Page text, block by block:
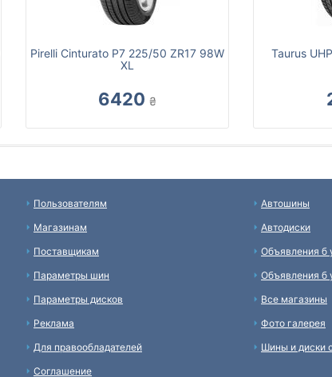
Pirelli Cinturato P7 225/50 ZR17 98W
XL
6420 ₴
Taurus
Пользователям
Магазинам
Поставщикам
Параметры шин
Параметры дисков
Реклама
Для правообладателей
Соглашение
Автошины
Автодиски
Объявления б
Объявления б
Все магазины
Фото галерея
Шины и диски